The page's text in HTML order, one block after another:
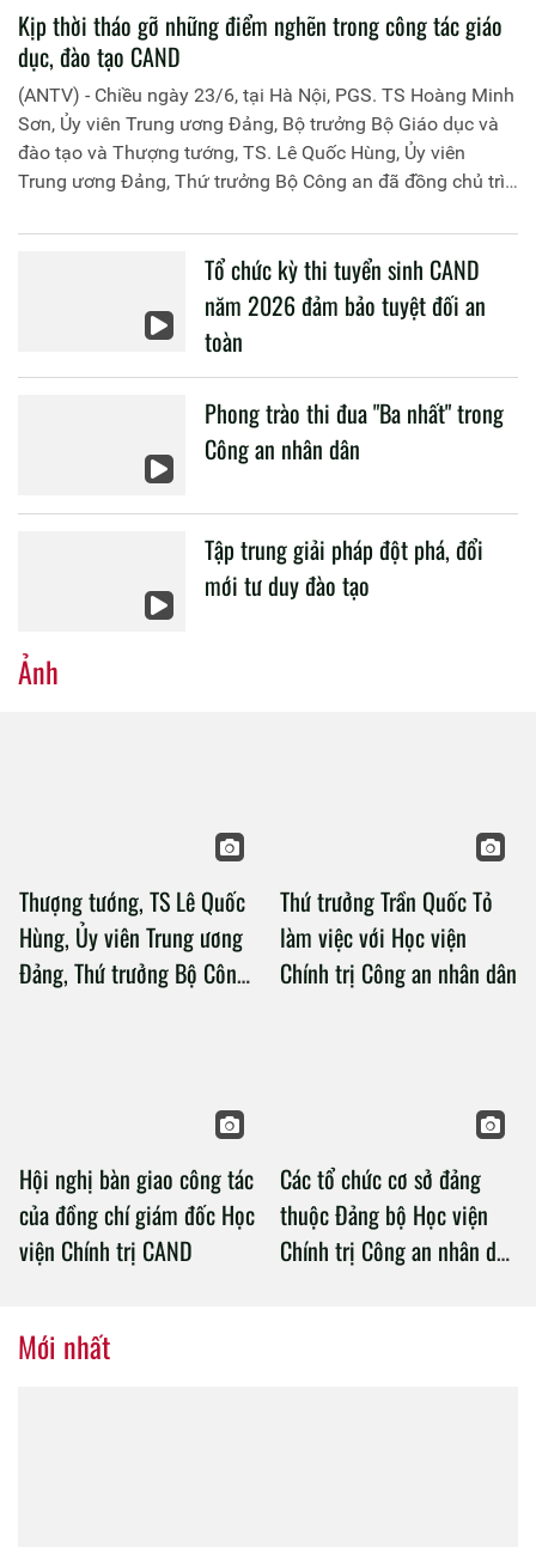
Kịp thời tháo gỡ những điểm nghẽn trong công tác giáo
dục, đào tạo CAND
(ANTV) - Chiều ngày 23/6, tại Hà Nội, PGS. TS Hoàng Minh
Sơn, Ủy viên Trung ương Đảng, Bộ trưởng Bộ Giáo dục và
đào tạo và Thượng tướng, TS. Lê Quốc Hùng, Ủy viên
Trung ương Đảng, Thứ trưởng Bộ Công an đã đồng chủ trì
liên quan đến công tác giáo dục và đào tạo của lực lượng
Tổ chức kỳ thi tuyển sinh CAND
năm 2026 đảm bảo tuyệt đối an
toàn
Phong trào thi đua "Ba nhất" trong
Công an nhân dân
Tập trung giải pháp đột phá, đổi
mới tư duy đào tạo
Ảnh
Thượng tướng, TS Lê Quốc
Hùng, Ủy viên Trung ương
Đảng, Thứ trưởng Bộ Công
Thứ trưởng Trần Quốc Tỏ
làm việc với Học viện
Chính trị Công an nhân dân
Hội nghị bàn giao công tác
của đồng chí giám đốc Học
viện Chính trị CAND
Các tổ chức cơ sở đảng
thuộc Đảng bộ Học viện
Chính trị Công an nhân dân
Mới nhất